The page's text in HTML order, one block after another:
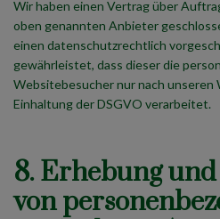
Wir haben einen Vertrag über
oben genannten Anbieter
einen datenschutzrechtlich
gewährleistet, dass dieser die
Websitebesucher nur nach unseren
Einhaltung der DSGVO verarbeitet.
8. Erhebung
von